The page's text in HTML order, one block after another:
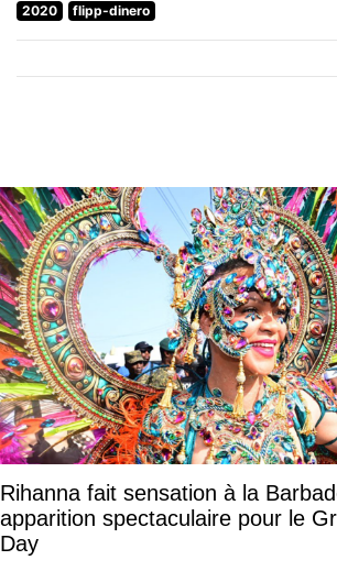
2020
flipp-dinero
Rihanna fait sensation à la
apparition spectaculaire pour le
Day